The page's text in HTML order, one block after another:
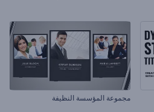
مجموعة المؤسسة النظيفة